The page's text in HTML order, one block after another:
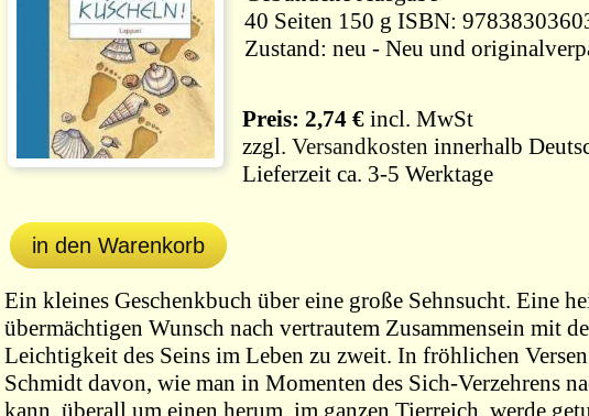
40 Seiten 150 g ISBN:
Zustand: neu - Neu und
Preis: 2,74 € incl. MwSt
zzgl. Versandkosten innerhalb
Lieferzeit ca. 3-5 Werktage
in den Warenkorb
Ein kleines Geschenkbuch über eine große Sehnsucht. Eine
übermächtigen Wunsch nach vertrautem Zusammensein mit
Leichtigkeit des Seins im Leben zu zweit. In fröhlichen
Schmidt davon, wie man in Momenten des Sich-Verzehrens
kann, überall um einen herum, im ganzen Tierreich, werde